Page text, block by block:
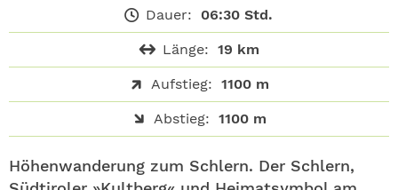
Dauer: 06:30 Std.
Länge: 19 km
Aufstieg: 1100 m
Abstieg: 1100 m
Höhenwanderung zum Schlern. Der Schlern,